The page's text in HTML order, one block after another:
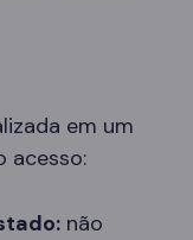
em um
acesso:
não